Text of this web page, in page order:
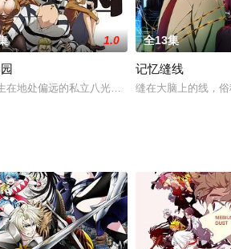
与“欲”有关的都市传说。制片人兼作画山川典
完美的18岁处男血的口感不惜忍辱负重潜伏
1.0
在地处偏远的私立八光学园之中，一直以来，
全13集
记忆缝线
缝在大脑上的线，